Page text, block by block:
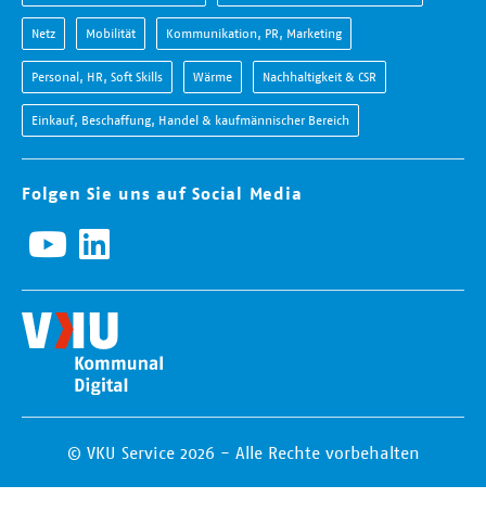
Netz Mobilität Kommunikation, PR, Marketing
Personal, HR, Soft Skills Wärme Nachhaltigkeit & CSR
Einkauf, Beschaffung, Handel & kaufmännischer Bereich
Folgen Sie uns auf Social Media
© VKU Service 2026 - Alle Rechte vorbehalten